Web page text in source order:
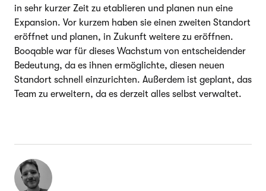
in sehr kurzer Zeit zu etablieren und planen nun eine
Expansion. Vor kurzem haben sie einen zweiten Standort
eröffnet und planen, in Zukunft weitere zu eröffnen.
Booqable war für dieses Wachstum von entscheidender
Bedeutung, da es ihnen ermöglichte, diesen neuen
Standort schnell einzurichten. Außerdem ist geplant, das
Team zu erweitern, da es derzeit alles selbst verwaltet.